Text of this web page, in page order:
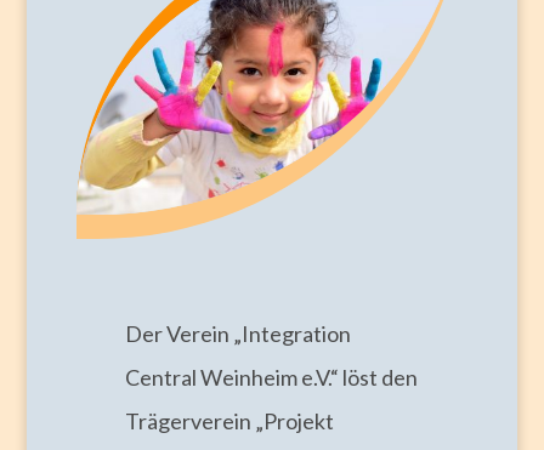
Der Verein „Integration
Central Weinheim e.V.“ löst den
Trägerverein „Projekt